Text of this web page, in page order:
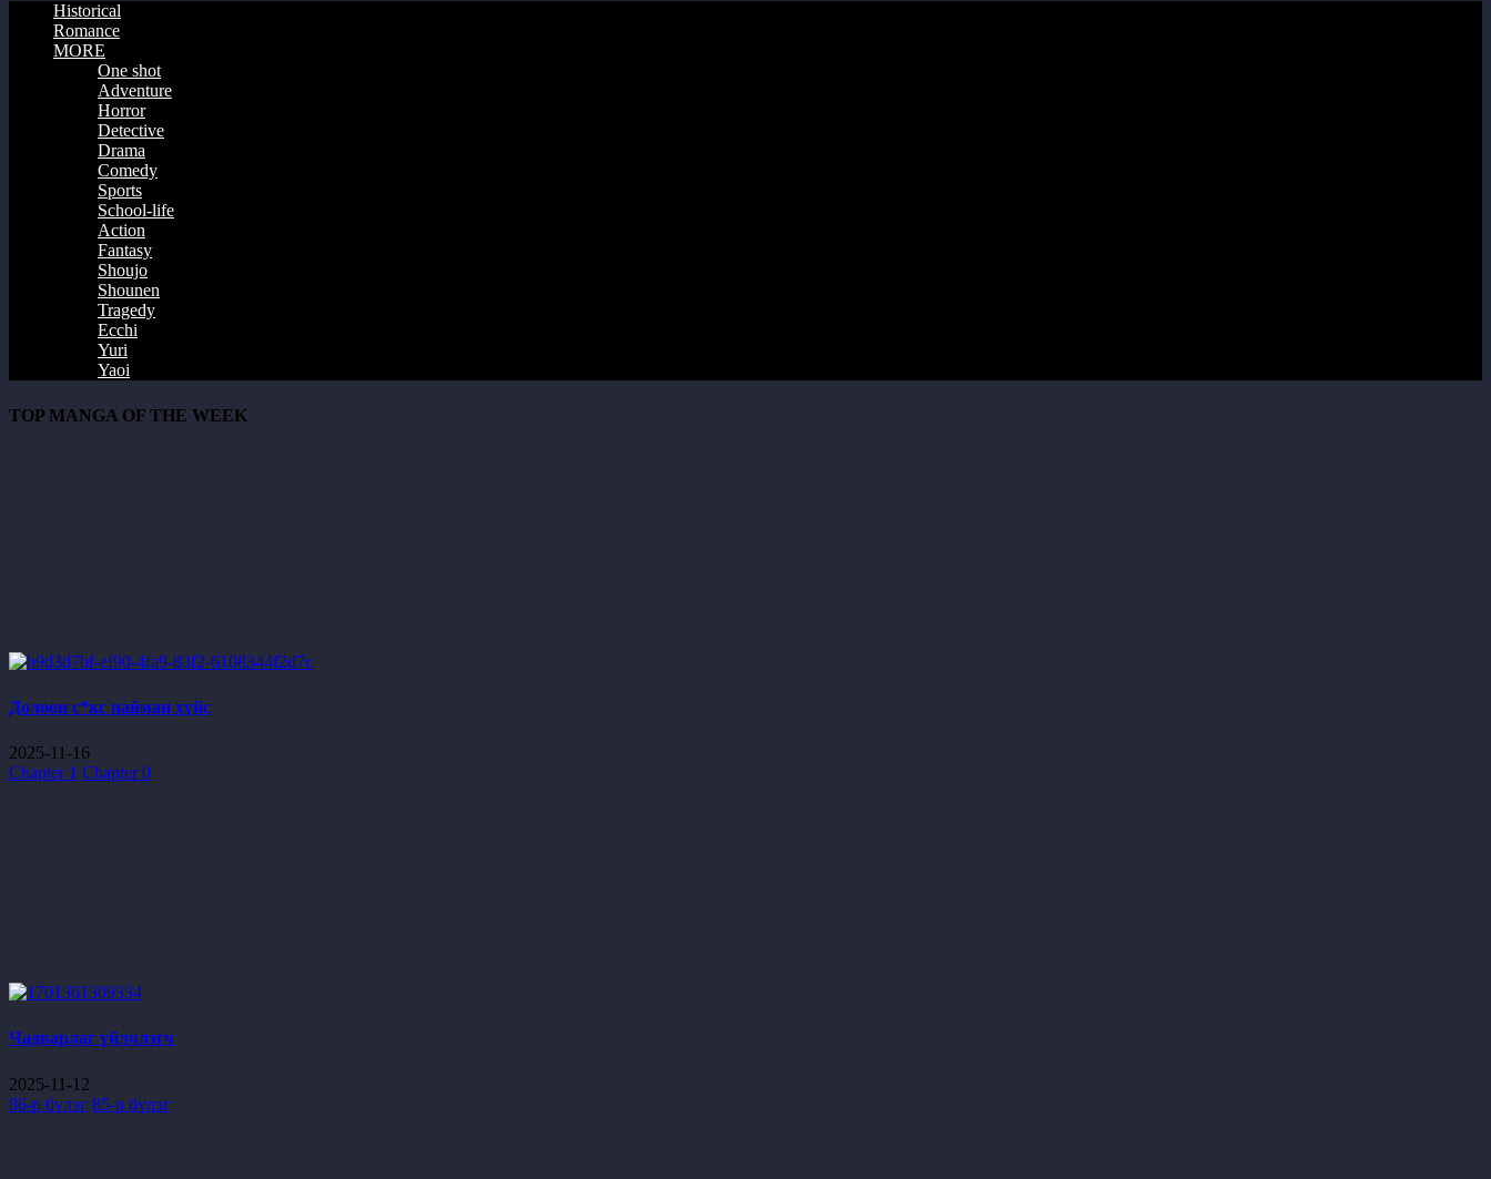
Historical
Romance
MORE
One shot
Adventure
Horror
Detective
Drama
Comedy
Sports
School-life
Action
Fantasy
Shoujo
Shounen
Tragedy
Ecchi
Yuri
Yaoi
TOP MANGA OF THE WEEK
Долоон с*кс найман хүйс
2025-11-16
Chapter 1 Chapter 0
Чадварлаг үйлчлэгч
2025-11-12
86-р бүлэг 85-р бүлэг